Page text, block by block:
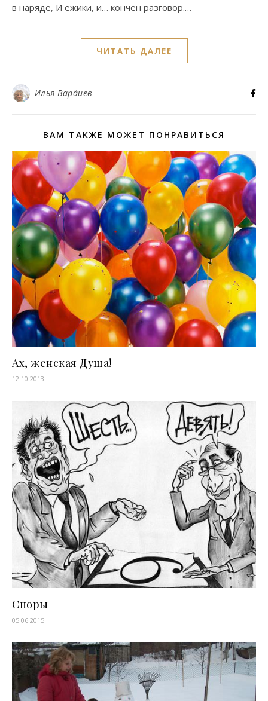
в наряде, И ёжики, и… кончен разговор.…
ЧИТАТЬ ДАЛЕЕ
Илья Вардиев
ВАМ ТАКЖЕ МОЖЕТ ПОНРАВИТЬСЯ
Ах, женская Душа!
12.10.2013
Споры
05.06.2015